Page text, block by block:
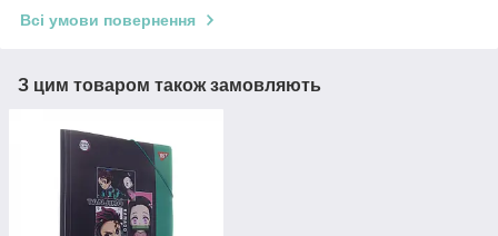
Всі умови повернення
З цим товаром також замовляють